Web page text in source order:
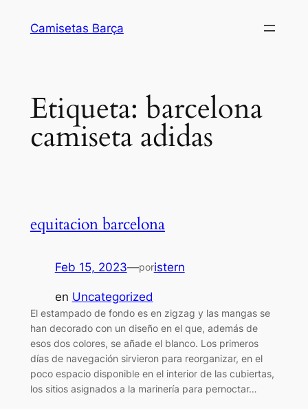
Camisetas Barça
Etiqueta: barcelona
camiseta adidas
equitacion barcelona
Feb 15, 2023—poristern
en Uncategorized
El estampado de fondo es en zigzag y las mangas se
han decorado con un diseño en el que, además de
esos dos colores, se añade el blanco. Los primeros
días de navegación sirvieron para reorganizar, en el
poco espacio disponible en el interior de las cubiertas,
los sitios asignados a la marinería para pernoctar…